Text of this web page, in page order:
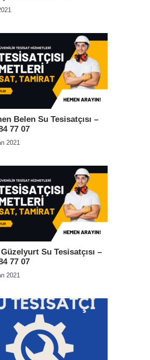
Belen Su Tesisatçısı –
77 07
2021
Su Tesisatçısı –
77 07
2021